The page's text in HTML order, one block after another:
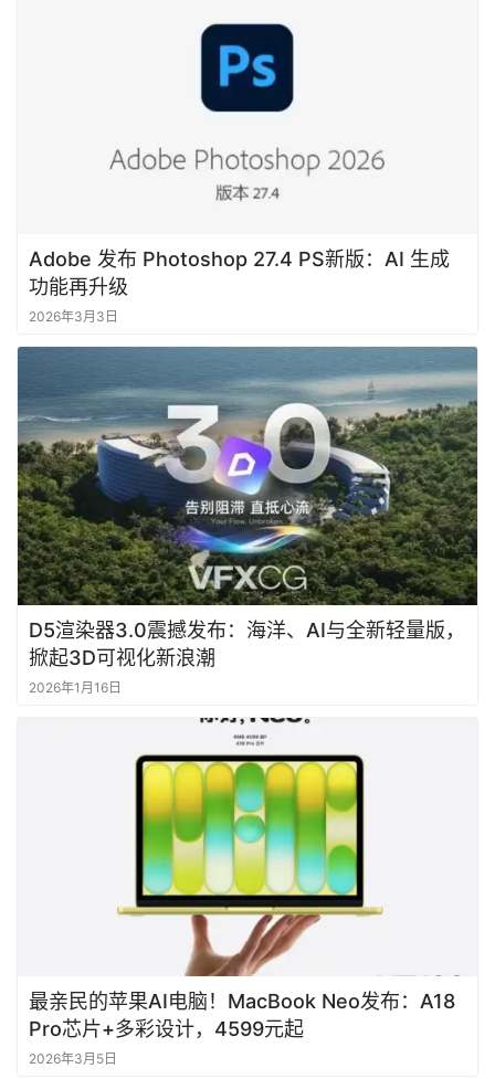
Adobe 发布 Photoshop 27.4 PS新版：AI 生成
功能再升级
2026年3月3日
D5渲染器3.0震撼发布：海洋、AI与全新轻量版，
掀起3D可视化新浪潮
2026年1月16日
最亲民的苹果AI电脑！MacBook Neo发布：A18
Pro芯片+多彩设计，4599元起
2026年3月5日